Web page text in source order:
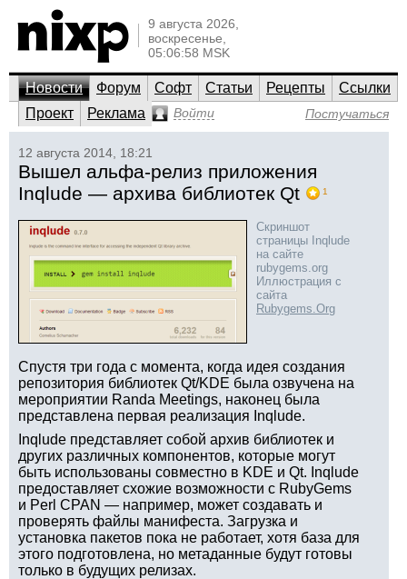
9 августа 2026,
воскресенье,
05:06:58 MSK
Новости Форум Софт Статьи Рецепты
Ссылки
Проект
Реклама Войти Постучаться
12 августа 2014, 18:21
Вышел альфа-релиз приложения
Inqlude — архива библиотек Qt
1
Скриншот
страницы Inqlude
на сайте
rubygems.org
Иллюстрация с
сайта
Rubygems.Org
Спустя три года с момента, когда идея создания
репозитория библиотек Qt/KDE была озвучена на
мероприятии Randa Meetings, наконец была
представлена первая реализация Inqlude.
Inqlude представляет собой архив библиотек и
других различных компонентов, которые могут
быть использованы совместно в KDE и Qt. Inqlude
предоставляет схожие возможности с RubyGems
и Perl CPAN — например, может создавать и
проверять файлы манифеста. Загрузка и
установка пакетов пока не работает, хотя база для
этого подготовлена, но метаданные будут готовы
только в будущих релизах.